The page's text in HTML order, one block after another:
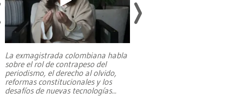
La exmagistrada colombiana habla
sobre el rol de contrapeso del
periodismo, el derecho al olvido,
reformas constitucionales y los
desafíos de nuevas tecnologías...